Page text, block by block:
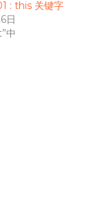
: this 关键字
日
中